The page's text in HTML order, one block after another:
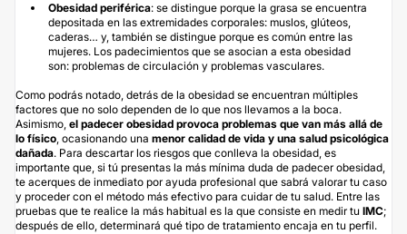
Obesidad periférica: se distingue porque la grasa se encuentra
depositada en las extremidades corporales: muslos, glúteos,
caderas… y, también se distingue porque es común entre las
mujeres. Los padecimientos que se asocian a esta obesidad
son: problemas de circulación y problemas vasculares.
Como podrás notado, detrás de la obesidad se encuentran múltiples
factores que no solo dependen de lo que nos llevamos a la boca.
Asimismo, el padecer obesidad provoca problemas que van más allá de
lo físico, ocasionando una menor calidad de vida y una salud psicológica
dañada. Para descartar los riesgos que conlleva la obesidad, es
importante que, si tú presentas la más mínima duda de padecer obesidad,
te acerques de inmediato por ayuda profesional que sabrá valorar tu caso
y proceder con el método más efectivo para cuidar de tu salud. Entre las
pruebas que te realice la más habitual es la que consiste en medir tu IMC;
después de ello, determinará qué tipo de tratamiento encaja en tu perfil.